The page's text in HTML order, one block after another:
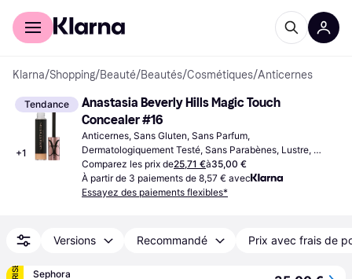
Acheter avec Klarna
Klarna/Shopping/Beauté/Beautés/Cosmétiques/Anticernes
Tendance
+1
Anastasia Beverly Hills Magic Touch
Concealer #16
Anticernes, Sans Gluten, Sans Parfum,
Dermatologiquement Testé, Sans Parabènes, Lustre,
Hydratant
Comparez les prix de25,71 €à35,00 €
À partir de 3 paiements de 8,57 € avec
Essayez des paiements flexibles*
Versions Recommandé Prix avec frais de
Sephora